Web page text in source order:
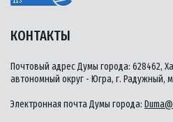
КОНТАКТЫ
Почтовый адрес Думы города: 628462,
автономный округ - Югра, г. Радужный,
Электронная почта Думы города: